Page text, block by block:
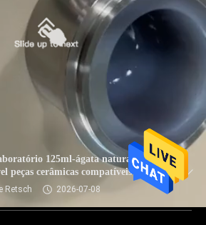
125ml-ágata natural
peças cerâmicas compatíveis série
industrial
Retsch 2026-07-08